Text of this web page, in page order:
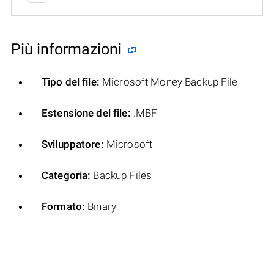
Più informazioni
Tipo del file: Microsoft Money Backup File
Estensione del file: .MBF
Sviluppatore: Microsoft
Categoria: Backup Files
Formato: Binary